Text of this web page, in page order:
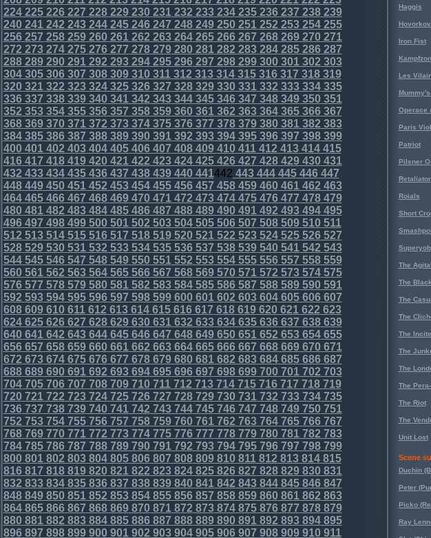
224225226227 228229230231232 233234235236237 238239
240241242 243244245246247 248249250251252 253254255
256257 258259260261262 263264265266267 268269270271
272 273274275276277 278279280281282 283284285286287
288289290291292 293294295296297 298299300301302 303
304305306307 308309310311312 313314315316317 318319
320321322 323324325326327 328329330331332 333334335
336337 338339340341342 343344345346347 348349350351
352 353354355356357 358359360361362 363364365366367
368369370371372 373374375376377 378379380381382 383
384385386387 388389390391392 393394395396397 398399
400401402 403404405406407 408409410411412 413414415
416417 418419420421422 423424425426427 428429430431
432 433434435436437 438439440441442 443444445446447
448449450451452 453454455456457 458459460461462 463
464465466467 468469470471472 473474475476477 478479
480481482 483484485486487 488489490491492 493494495
496497 498499500501502 503504505506507 508509510511
512 513514515516517 518519520521522 523524525526527
528529530531532 533534535536537 538539540541542 543
544545546547 548549550551552 553554555556557 558559
560561562 563564565566567 568569570571572 573574575
576577 578579580581582 583584585586587 588589590591
592 593594595596597 598599600601602 603604605606607
608609610611612 613614615616617 618619620621622 623
624625626627 628629630631632 633634635636637 638639
640641642 643644645646647 648649650651652 653654655
656657 658659660661662 663664665666667 668669670671
672 673674675676677 678679680681682 683684685686687
688689690691692 693694695696697 698699700701702 703
704705706707 708709710711712 713714715716717 718719
720721722 723724725726727 728729730731732 733734735
736737 738739740741742 743744745746747 748749750751
752 753754755756757 758759760761762 763764765766767
768769770771772 773774775776777 778779780781782 783
784785786787 788789790791792 793794795796797 798799
800801802 803804805806807 808809810811812 813814815
816817 818819820821822 823824825826827 828829830831
832 833834835836837 838839840841842 843844845846847
848849850851852 853854855856857 858859860861862 863
864865866867 868869870871872 873874875876877 878879
880881882 883884885886887 888889890891892 893894895
896897 898899900901902 903904905906907 908909910911
Haggis
Iron Fist
Les
Operace
Paris
Patriot
Pilsner
Retaliator
Roials
Short
Superyob
The
The
The
The
The
The
The
The
The Riot
The
Unit Lost
Scene
Duchin
Peter
Picko
Ray